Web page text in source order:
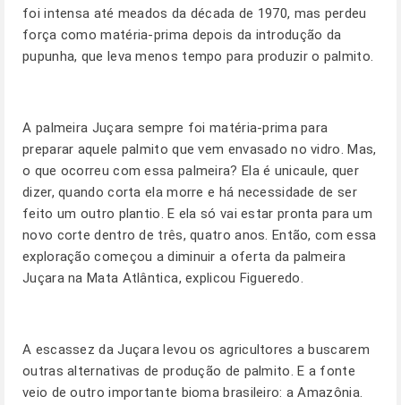
foi intensa até meados da década de 1970, mas perdeu
força como matéria-prima depois da introdução da
pupunha, que leva menos tempo para produzir o palmito.
A palmeira Juçara sempre foi matéria-prima para
preparar aquele palmito que vem envasado no vidro. Mas,
o que ocorreu com essa palmeira? Ela é unicaule, quer
dizer, quando corta ela morre e há necessidade de ser
feito um outro plantio. E ela só vai estar pronta para um
novo corte dentro de três, quatro anos. Então, com essa
exploração começou a diminuir a oferta da palmeira
Juçara na Mata Atlântica, explicou Figueredo.
A escassez da Juçara levou os agricultores a buscarem
outras alternativas de produção de palmito. E a fonte
veio de outro importante bioma brasileiro: a Amazônia.